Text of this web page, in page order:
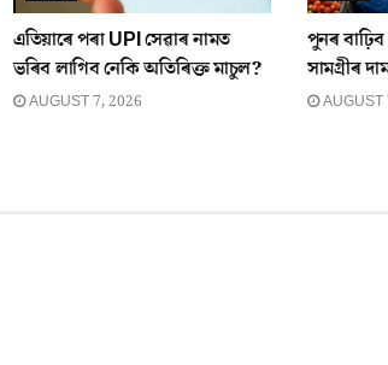
এতিয়াৰে পৰা UPI সেৱাৰ নামত
ভৰিব লাগিব নেকি অতিৰিক্ত মাচুল?
AUGUST 7, 2026
পুনৰ
সামগ্ৰীৰ
AUGUST